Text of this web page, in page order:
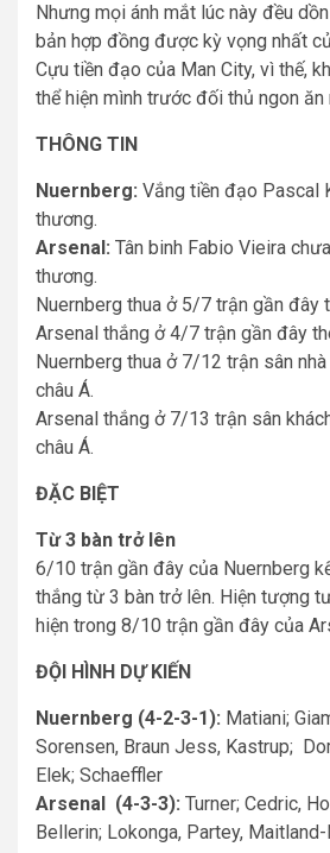
Nhưng mọi ánh mắt lúc này đều
bản hợp đồng được kỳ vọng nhất
Cựu tiền đạo của Man City, vì thế,
thể hiện mình trước đối thủ ngon ăn
THÔNG TIN
Nuernberg: Vắng tiền đạo Pascal
thương.
Arsenal: Tân binh Fabio Vieira
thương.
Nuernberg thua ở 5/7 trận gần đây
Arsenal thắng ở 4/7 trận gần đây
Nuernberg thua ở 7/12 trận sân
châu Á.
Arsenal thắng ở 7/13 trận sân
châu Á.
ĐẶC BIỆT
Từ 3 bàn trở lên
6/10 trận gần đây của Nuernberg
thắng từ 3 bàn trở lên. Hiện tượng
hiện trong 8/10 trận gần đây của
ĐỘI HÌNH DỰ KIẾN
Nuernberg (4-2-3-1): Matiani;
Sorensen, Braun Jess, Kastrup;
Elek; Schaeffler
Arsenal (4-3-3): Turner; Cedric,
Bellerin; Lokonga, Partey,